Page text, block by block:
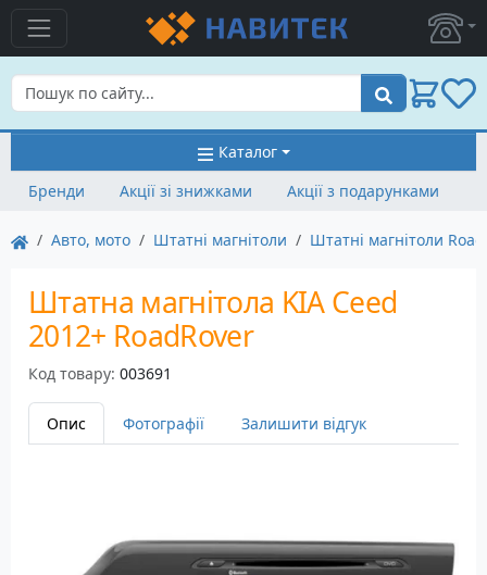
Пошук
Каталог
Бренди
Акції зі знижками Акції з подарунками
Авто, мото Штатні магнітоли Штатні магнітоли
Штатна магнітола KIA Ceed
2012+ RoadRover
Код товару: 003691
Опис Фотографії Залишити відгук